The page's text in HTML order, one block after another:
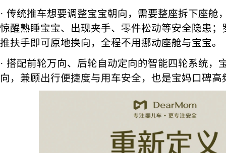
· 传统推车想要调整宝宝朝向，需要整座拆下座舱
惊醒熟睡宝宝、出现夹手、零件松动等安全隐患
推扶手即可原地换向，全程不用挪动座舱与宝宝。
· 搭配前轮万向、后轮自动定向的智能四轮系统，
向，兼顾出行便捷度与用车安全，也是宝妈口碑